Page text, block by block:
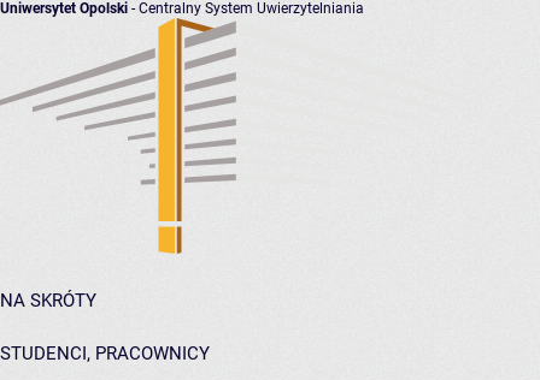
Uniwersytet Opolski - Centralny System Uwierzytelniania
NA SKRÓTY
STUDENCI, PRACOWNICY